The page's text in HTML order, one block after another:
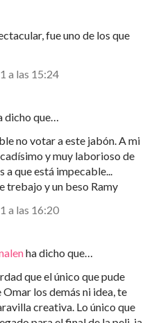
fue uno de los que
a las 15:24
dicho que…
no votar a este jabón. A mi
y muy laborioso de
a que está impecable...
trebajo y un beso Ramy
a las 16:20
ha dicho que…
que el único que pude
los demás ni idea, te
creativa. Lo único que